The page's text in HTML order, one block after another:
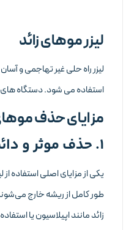
لیزر موهای زائد
لیزر راه حلی غیر تهاجمی و
استفاده می شود. دستگاه های
مزایای حذف
1. حذف موثر و دائمی موهای زائد
یکی از مزایای اصلی استفاده
طور کامل از ریشه خارج
زائد مانند اپیلاسیون یا